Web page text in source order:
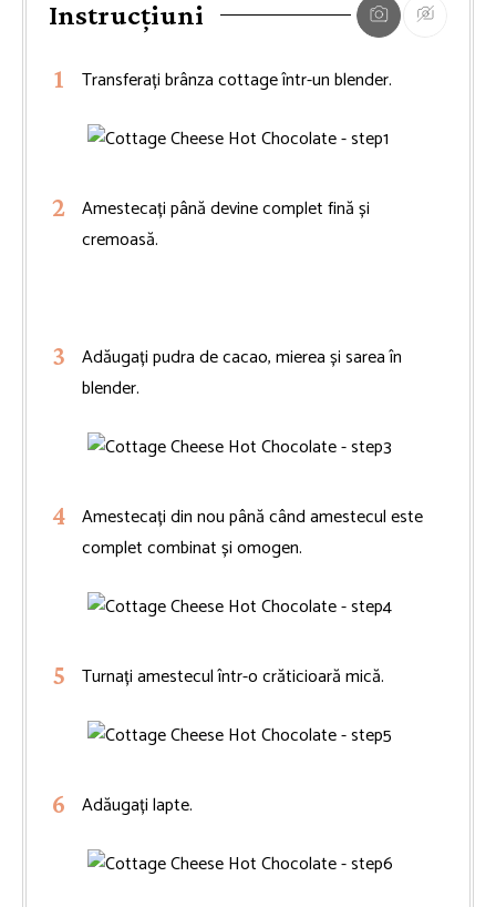
Instrucțiuni
Transferați brânza cottage într-un blender.
Amestecați până devine complet fină și
cremoasă.
Adăugați pudra de cacao, mierea și sarea în
blender.
Amestecați din nou până când amestecul este
complet combinat și omogen.
Turnați amestecul într-o crăticioară mică.
Adăugați lapte.